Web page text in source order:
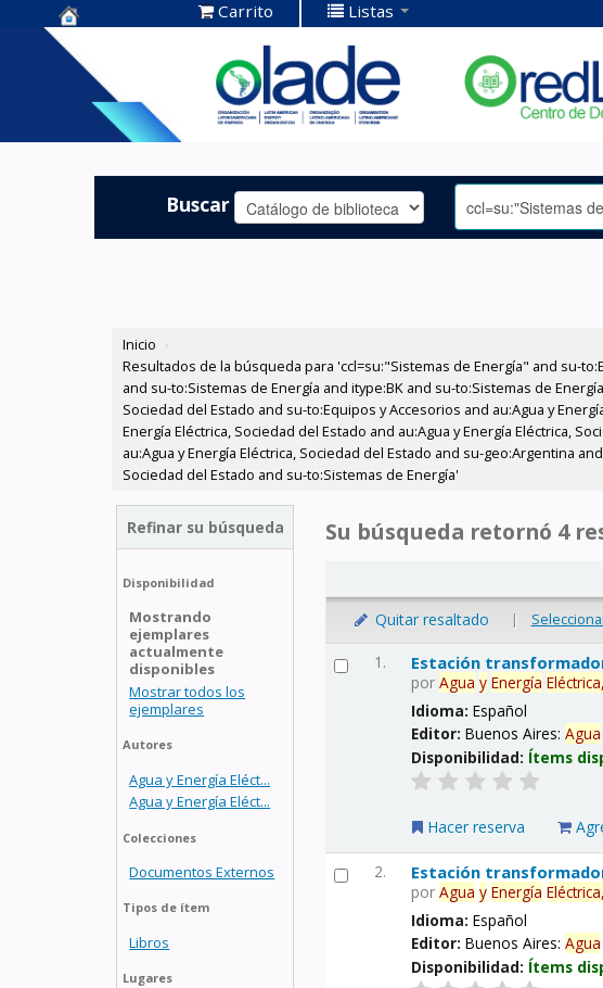
Centro de
Documentación
OLADE -
Carrito Listas
Buscar
Inicio ›
Resultados de la búsqueda para 'ccl=su:"Sistemas de Energía" and su-
and su-to:Sistemas de Energía and itype:BK and su-to:Sistemas de
Sociedad del Estado and su-to:Equipos y Accesorios and au:Agua y
Energía Eléctrica, Sociedad del Estado and au:Agua y Energía Eléctrica,
au:Agua y Energía Eléctrica, Sociedad del Estado and su-geo:Argentina
Sociedad del Estado and su-to:Sistemas de Energía'
Refinar su búsqueda
Disponibilidad
Mostrando
ejemplares
actualmente
disponibles
Mostrar todos los
ejemplares
Autores
Agua y Energía Eléct...
Agua y Energía Eléct...
Colecciones
Documentos Externos
Tipos de ítem
Libros
Lugares
Su búsqueda retornó 4
Quitar resaltado |
1. Estación
porAgua y Energía Eléctrica,
Idioma:Español
Editor:Buenos Aires:Agua
Disponibilidad: Ítems
Hacer reserva
2. Estación
porAgua y Energía Eléctrica,
Idioma:Español
Editor:Buenos Aires:Agua
Disponibilidad: Ítems